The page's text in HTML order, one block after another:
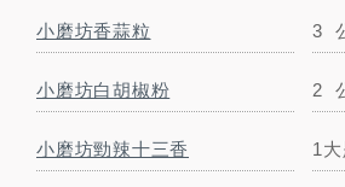
小磨坊香蒜粒 3
小磨坊白胡椒粉 2
小磨坊勁辣十三香 1大